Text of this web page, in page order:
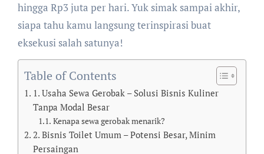
hingga Rp3 juta per hari. Yuk simak sampai akhir,
siapa tahu kamu langsung terinspirasi buat
eksekusi salah satunya!
Table of Contents
1. Usaha Sewa Gerobak – Solusi Bisnis Kuliner
Tanpa Modal Besar
Kenapa sewa gerobak menarik?
2. Bisnis Toilet Umum – Potensi Besar, Minim
Persaingan